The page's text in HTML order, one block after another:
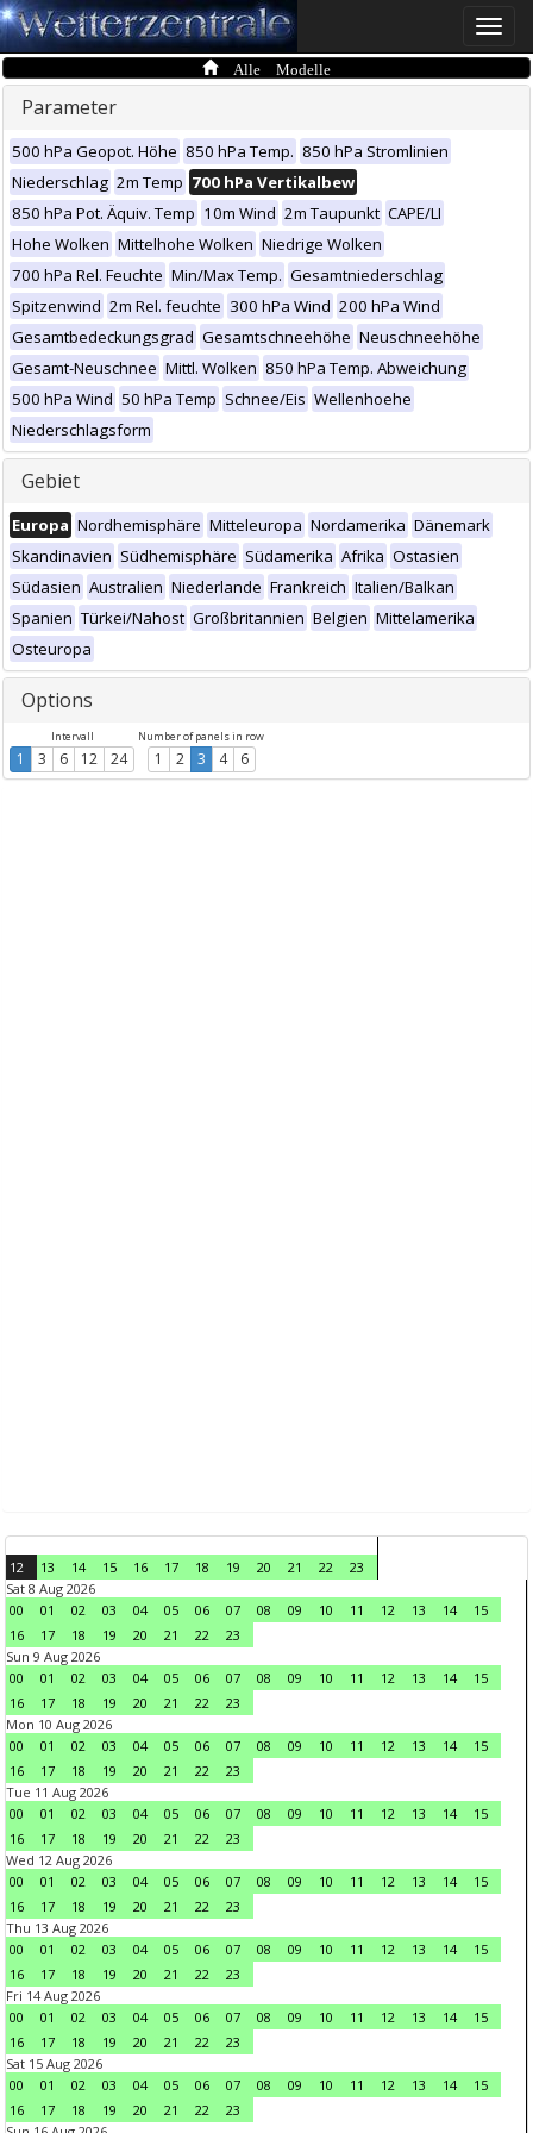
Toggle
Alle Modelle
Parameter
500 hPa Geopot. Höhe 850 hPa Temp. 850 hPa Stromlinien
Niederschlag 2m Temp 700 hPa Vertikalbew
850 hPa Pot. Äquiv. Temp 10m Wind 2m Taupunkt CAPE/LI
Hohe Wolken Mittelhohe Wolken Niedrige Wolken
700 hPa Rel. Feuchte Min/Max Temp. Gesamtniederschlag
Spitzenwind 2m Rel. feuchte 300 hPa Wind 200 hPa Wind
Gesamtbedeckungsgrad Gesamtschneehöhe Neuschneehöhe
Gesamt-Neuschnee Mittl. Wolken 850 hPa Temp. Abweichung
500 hPa Wind 50 hPa Temp Schnee/Eis Wellenhoehe
Niederschlagsform
Gebiet
Europa Nordhemisphäre Mitteleuropa Nordamerika Dänemark
Skandinavien Südhemisphäre Südamerika Afrika Ostasien
Südasien Australien Niederlande Frankreich Italien/Balkan
Spanien Türkei/Nahost Großbritannien Belgien Mittelamerika
Osteuropa
Options
Intervall
1 3 6 12 24
Number of panels in row
1 2 3 4 6
12 13 14 15 16 17 18 19 20 21 22
23
Sat 8 Aug 2026
00
01 02 03 04 05 06 07 08 09 10 11 12 13 14
15
16
17 18 19 20 21 22
23
Sun 9 Aug 2026
00
01 02 03 04 05 06 07 08 09 10 11 12 13 14
15
16
17 18 19 20 21 22
23
Mon 10 Aug 2026
00
01 02 03 04 05 06 07 08 09 10 11 12 13 14
15
16
17 18 19 20 21 22
23
Tue 11 Aug 2026
00
01 02 03 04 05 06 07 08 09 10 11 12 13 14
15
16
17 18 19 20 21 22
23
Wed 12 Aug 2026
00
01 02 03 04 05 06 07 08 09 10 11 12 13 14
15
16
17 18 19 20 21 22
23
Thu 13 Aug 2026
00
01 02 03 04 05 06 07 08 09 10 11 12 13 14
15
16
17 18 19 20 21 22
23
Fri 14 Aug 2026
00
01 02 03 04 05 06 07 08 09 10 11 12 13 14
15
16
17 18 19 20 21 22
23
Sat 15 Aug 2026
00
01 02 03 04 05 06 07 08 09 10 11 12 13 14
15
16
17 18 19 20 21 22
23